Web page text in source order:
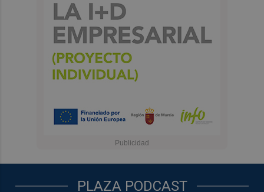
PLAZA PODCAST